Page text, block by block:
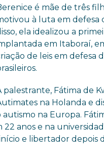
é mãe de três
à luta em defesa
ela idealizou a
em Itaboraí,
de leis em defesa
palestrante, Fátima de
na Holanda e
autismo na Europa.
anos e na
e libertador depois